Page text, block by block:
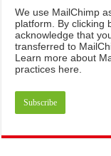
We use MailChimp
platform. By clicking
acknowledge that
transferred to
Learn more about
practices here.